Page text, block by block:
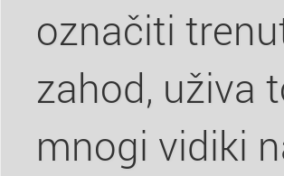
označiti
zahod, uživa
mnogi vidiki